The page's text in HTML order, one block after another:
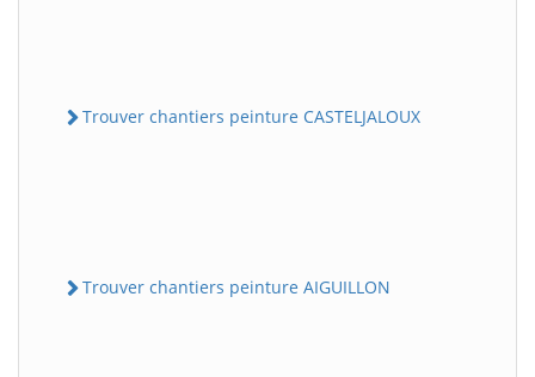
Trouver chantiers peinture CASTELJALOUX
Trouver chantiers peinture AIGUILLON